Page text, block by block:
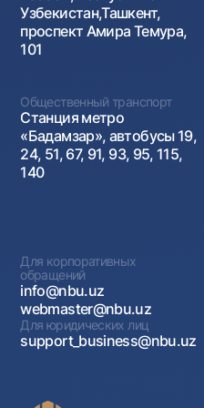
Узбекистан,Ташкент,
проспект Амира Темура,
101
Общественный транспорт
Станция метро
«Бадамзар», автобусы 19,
24, 51, 67, 91, 93, 95, 115,
140
Для корпоративных
обращений
info@nbu.uz
webmaster@nbu.uz
Для юридических лиц
support_business@nbu.uz